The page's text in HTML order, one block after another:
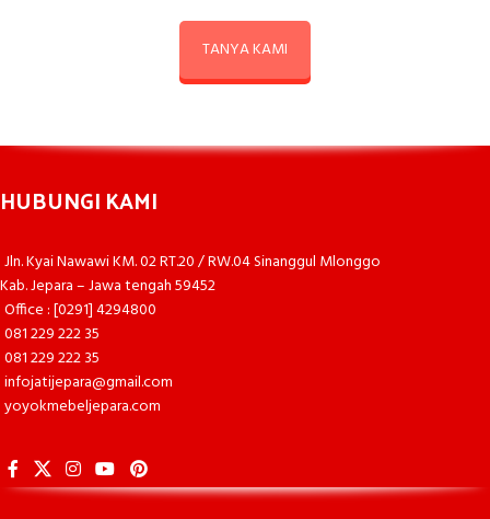
TANYA KAMI
HUBUNGI KAMI
Jln. Kyai Nawawi KM. 02 RT.20 / RW.04 Sinanggul Mlonggo
Kab. Jepara – Jawa tengah 59452
Office : [0291] 4294800
081 229 222 35
081 229 222 35
infojatijepara@gmail.com
yoyokmebeljepara.com